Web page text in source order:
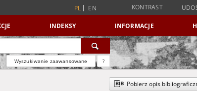
PL EN KONTRAST
INDEKSY INFORMACJE
Wyszukiwanie zaawansowane ?
Pobierz opis